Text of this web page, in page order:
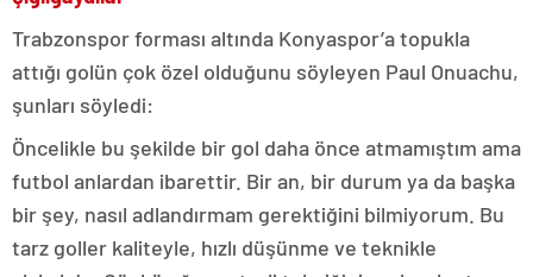
Trabzonspor forması altında Konyaspor’a topukla
attığı golün çok özel olduğunu söyleyen Paul Onuachu,
şunları söyledi:
Öncelikle bu şekilde bir gol daha önce atmamıştım ama
futbol anlardan ibarettir. Bir an, bir durum ya da başka
bir şey, nasıl adlandırmam gerektiğini bilmiyorum. Bu
tarz goller kaliteyle, hızlı düşünme ve teknikle